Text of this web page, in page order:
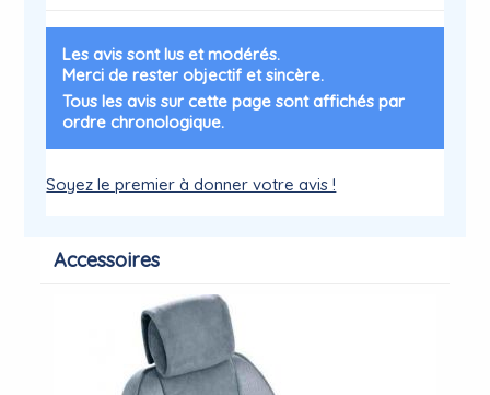
Les avis sont lus et modérés.
Merci de rester objectif et sincère.
Tous les avis sur cette page sont affichés par
ordre chronologique.
Soyez le premier à donner votre avis !
Accessoires